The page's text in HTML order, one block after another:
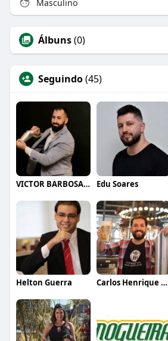
Masculino
Álbuns(0)
Seguindo(45)
VICTOR BARBOSA QUARANTA Edu Soares
Helton Guerra Carlos Henrique de Faria Vasconcelos